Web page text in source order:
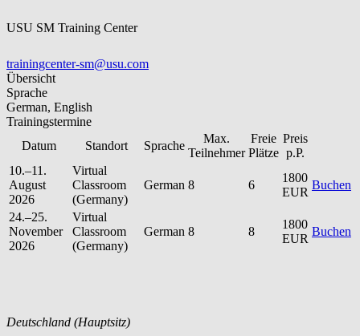
USU SM Training Center
trainingcenter-sm@usu.com
Übersicht
Sprache
German, English
Trainingstermine
Datum
Standort Sprache
Max.
Teilnehmer
Freie
Plätze
Preis
p.P.
10.–11.
August
2026
Virtual
Classroom
(Germany)
German 8 6
1800
EUR
Buchen
24.–25.
November
2026
Virtual
Classroom
(Germany)
German 8 8
1800
EUR
Buchen
Deutschland (Hauptsitz)